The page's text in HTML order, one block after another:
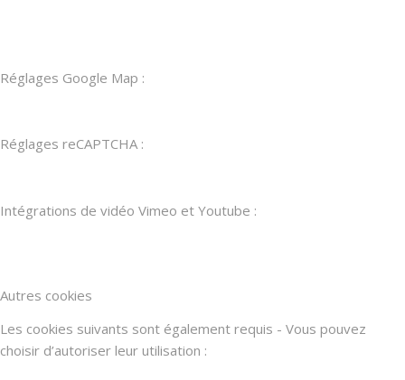
Réglages Google Map :
Réglages reCAPTCHA :
Intégrations de vidéo Vimeo et Youtube :
Autres cookies
Les cookies suivants sont également requis - Vous pouvez
choisir d’autoriser leur utilisation :